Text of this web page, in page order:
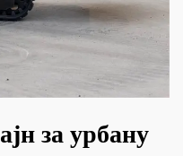
за урбану